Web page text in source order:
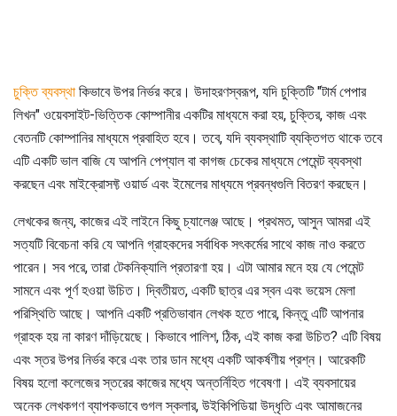
চুক্তি ব্যবস্থা কিভাবে উপর নির্ভর করে। উদাহরণস্বরূপ, যদি চুক্তিটি "টার্ম পেপার
লিখন" ওয়েবসাইট-ভিত্তিক কোম্পানীর একটির মাধ্যমে করা হয়, চুক্তির, কাজ এবং
বেতনটি কোম্পানির মাধ্যমে প্রবাহিত হবে। তবে, যদি ব্যবস্থাটি ব্যক্তিগত থাকে তবে
এটি একটি ভাল বাজি যে আপনি পেপ্যাল ​​বা কাগজ চেকের মাধ্যমে পেমেন্ট ব্যবস্থা
করছেন এবং মাইক্রোসফ্ট ওয়ার্ড এবং ইমেলের মাধ্যমে প্রবন্ধগুলি বিতরণ করছেন।
লেখকের জন্য, কাজের এই লাইনে কিছু চ্যালেঞ্জ আছে। প্রথমত, আসুন আমরা এই
সত্যটি বিবেচনা করি যে আপনি গ্রাহকদের সর্বাধিক সৎকর্মের সাথে কাজ নাও করতে
পারেন। সব পরে, তারা টেকনিক্যালি প্রতারণা হয়। এটা আমার মনে হয় যে পেমেন্ট
সামনে এবং পূর্ণ হওয়া উচিত। দ্বিতীয়ত, একটি ছাত্র এর স্বন এবং ভয়েস মেলা
পরিস্থিতি আছে। আপনি একটি প্রতিভাবান লেখক হতে পারে, কিন্তু এটি আপনার
গ্রাহক হয় না কারণ দাঁড়িয়েছে। কিভাবে পালিশ, ঠিক, এই কাজ করা উচিত? এটি বিষয়
এবং স্তর উপর নির্ভর করে এবং তার ডান মধ্যে একটি আকর্ষণীয় প্রশ্ন। আরেকটি
বিষয় হলো কলেজের স্তরের কাজের মধ্যে অন্তর্নিহিত গবেষণা। এই ব্যবসায়ের
অনেক লেখকগণ ব্যাপকভাবে গুগল স্কলার, উইকিপিডিয়া উদ্ধৃতি এবং আমাজনের